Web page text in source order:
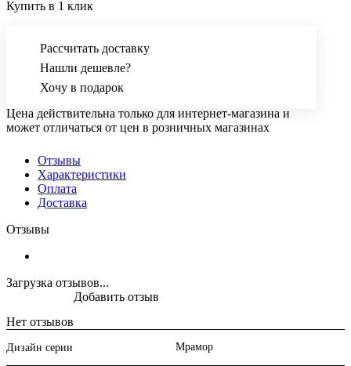
Купить в 1 клик
Рассчитать доставку
Нашли дешевле?
Хочу в подарок
Цена действительна только для интернет-магазина и
может отличаться от цен в розничных магазинах
Отзывы
Характеристики
Оплата
Доставка
Отзывы
Загрузка отзывов...
Нет отзывов
Добавить отзыв
Дизайн серии Мрамор